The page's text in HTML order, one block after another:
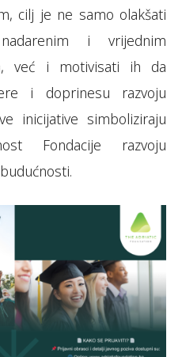
cilj je ne samo olakšati
i vrijednim
već i motivisati ih da
i doprinesu razvoju
inicijative simboliziraju
Fondacije razvoju